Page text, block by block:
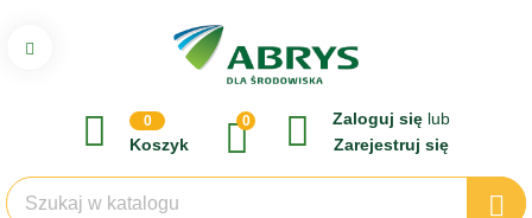
0
Koszyk
0 Zaloguj się lub
Zarejestruj się